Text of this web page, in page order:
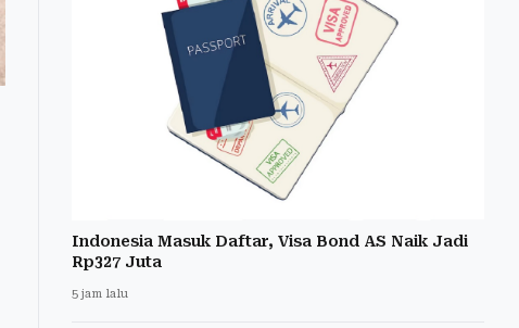
Indonesia Masuk Daftar, Visa Bond AS Naik Jadi
Rp327 Juta
5 jam lalu